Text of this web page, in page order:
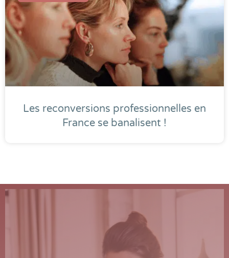
Les reconversions professionnelles en
France se banalisent !